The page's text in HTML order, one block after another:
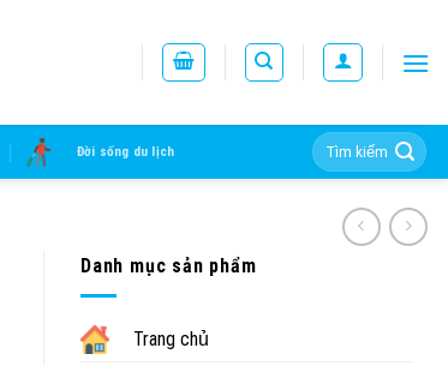
Đời sống du lịch
Tìm
kiếm:
Danh mục sản phẩm
Trang chủ